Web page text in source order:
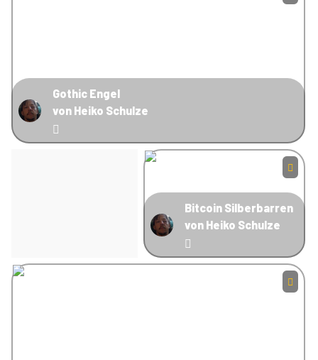
Gothic Engel
von Heiko Schulze
Bitcoin Silberbarren
von Heiko Schulze